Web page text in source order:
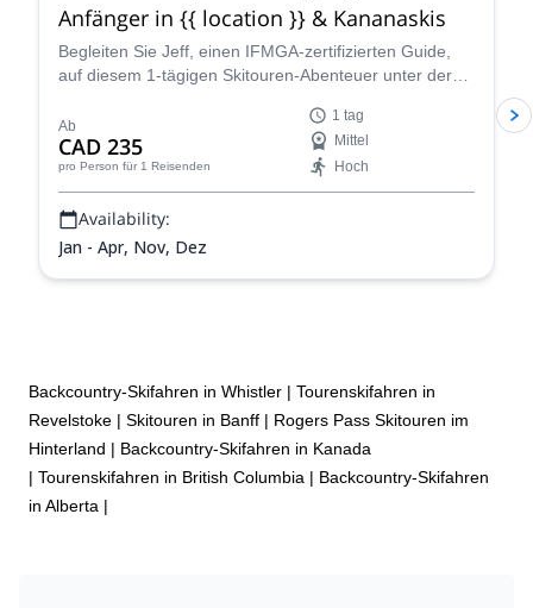
Anfänger in {{ location }} & Kananaskis
Begleiten Sie Jeff, einen IFMGA-zertifizierten Guide,
auf diesem 1-tägigen Skitouren-Abenteuer unter der
Ab
CAD 235
pro Person für 1 Reisenden
1 tag
Mittel
Hoch
Availability:
Jan - Apr, Nov, Dez
Backcountry-Skifahren in Whistler | Tourenskifahren in
Revelstoke | Skitouren in Banff | Rogers Pass Skitouren im
Hinterland | Backcountry-Skifahren in Kanada
| Tourenskifahren in British Columbia | Backcountry-Skifahren
in Alberta |